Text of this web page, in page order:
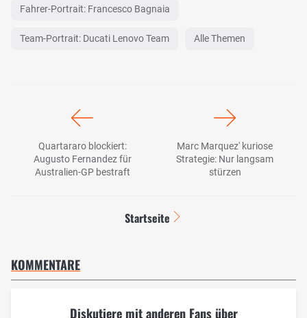
Fahrer-Portrait: Francesco Bagnaia
Team-Portrait: Ducati Lenovo Team Alle Themen
Quartararo blockiert:
Augusto Fernandez für
Australien-GP bestraft
Marc Marquez' kuriose
Strategie: Nur langsam
stürzen
Startseite
KOMMENTARE
Diskutiere mit anderen Fans über